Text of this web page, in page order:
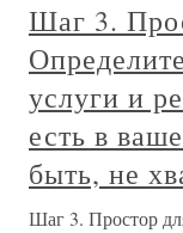
Шаг 3.
услуги и
есть в
быть, не
Шаг 3. Простор